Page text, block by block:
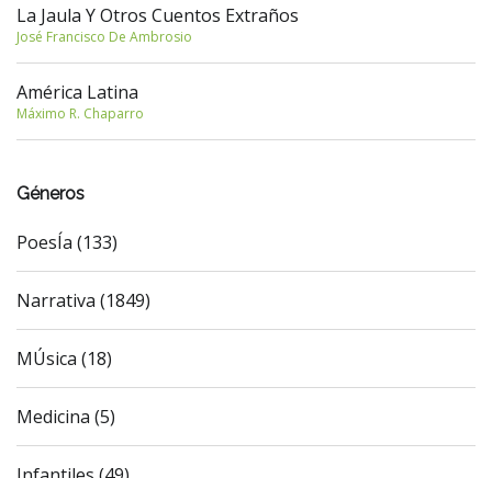
La Jaula Y Otros Cuentos Extraños
José Francisco De Ambrosio
América Latina
Máximo R. Chaparro
Géneros
PoesÍa (133)
Narrativa (1849)
MÚsica (18)
Medicina (5)